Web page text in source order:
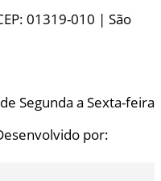
01319-010 | São
Segunda a Sexta-feira
por: